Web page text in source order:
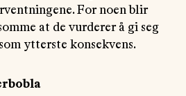
For noen blir
at de vurderer å gi seg
ytterste konsekvens.